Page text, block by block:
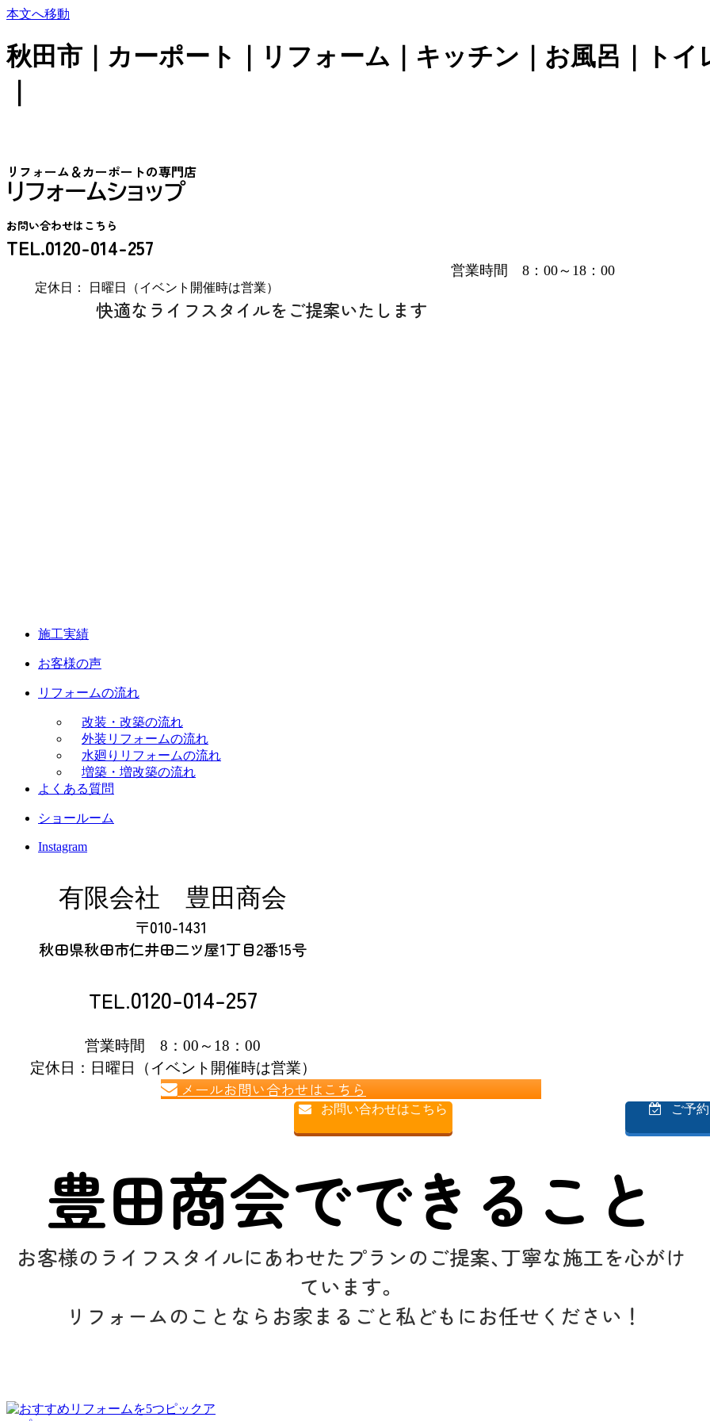
本文へ移動
秋田市｜カーポート｜リフォーム｜キッチン｜お風呂｜トイ
リフォーム＆カーポートの専門店
リフォームショップ
お問い合わせはこちら
TEL.0120-014-257
営業時間 8：00～18：00
定休日： 日曜日（イベント開催時は営業）
快適なライフスタイルをご提案いたします
施工実績
お客様の声
リフォームの流れ
改装・改築の流れ
外装リフォームの流れ
水廻りリフォームの流れ
増築・増改築の流れ
よくある質問
ショールーム
Instagram
有限会社 豊田商会
〒010-1431
秋田県秋田市仁井田二ツ屋1丁目2番15号
TEL.0120-014-257
営業時間 8：00～18：00
定休日：日曜日（イベント開催時は営業）
メールお問い合わせはこちら
豊田商会でできること
お客様のライフスタイルにあわせたプランのご提案､丁寧な施工を心がけ
ています。
リフォームのことならお家まるごと私どもにお任せください！
 お問い合わせはこちら  ご予